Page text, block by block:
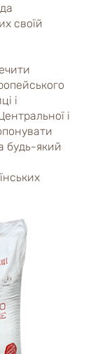
своїй
і
і
будь-який